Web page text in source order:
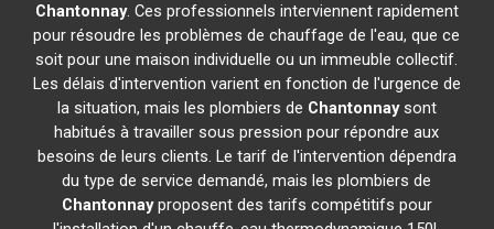
Chantonnay. Ces professionnels interviennent rapidement
pour résoudre les problèmes de chauffage de l'eau, que ce
soit pour une maison individuelle ou un immeuble collectif.
Les délais d'intervention varient en fonction de l'urgence de
la situation, mais les plombiers de Chantonnaysont
habitués à travailler sous pression pour répondre aux
besoins de leurs clients. Le tarif de l'intervention dépendra
du type de service demandé, mais les plombiers de
Chantonnayproposent des tarifs compétitifs pour